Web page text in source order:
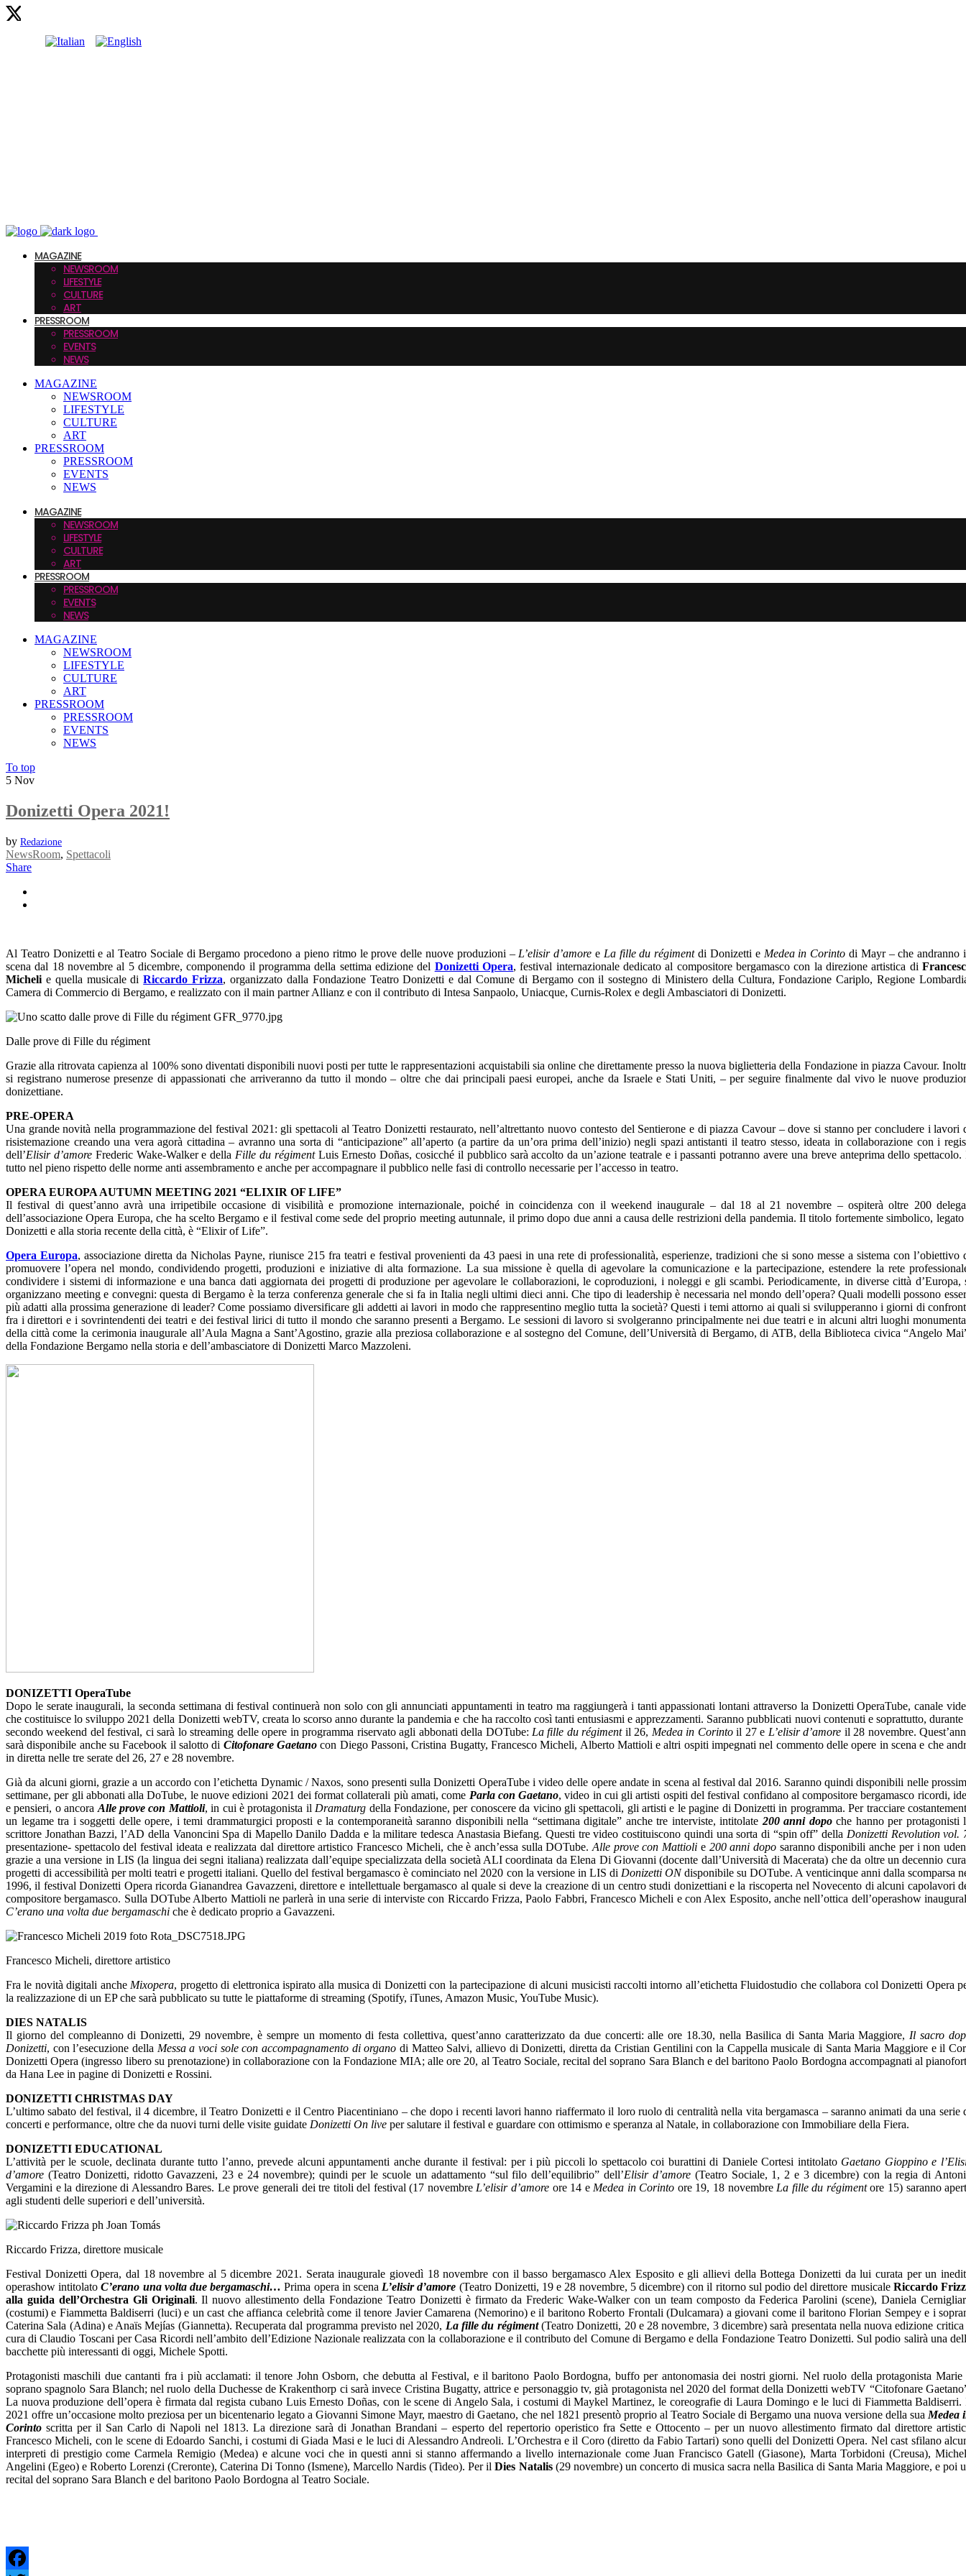
MAGAZINE
NEWSROOM
LIFESTYLE
CULTURE
ART
PRESSROOM
PRESSROOM
EVENTS
NEWS
MAGAZINE
NEWSROOM
LIFESTYLE
CULTURE
ART
PRESSROOM
PRESSROOM
EVENTS
NEWS
MAGAZINE
NEWSROOM
LIFESTYLE
CULTURE
ART
PRESSROOM
PRESSROOM
EVENTS
NEWS
MAGAZINE
NEWSROOM
LIFESTYLE
CULTURE
ART
PRESSROOM
PRESSROOM
EVENTS
NEWS
To top
5 Nov
Donizetti Opera 2021!
by Redazione
NewsRoom, Spettacoli
Share
Al Teatro Donizetti e al Teatro Sociale di Bergamo procedono a pieno ritmo le prove delle nuove produzioni – L’elisir d’amoree La fille du régimentdi Donizetti e Medea in Corinto di Mayr – che andranno
scena dal 18 novembre al 5 dicembre, componendo il programma della settima edizione del Donizetti Opera, festival internazionale dedicato al compositore bergamasco con la direzione artistica di
Micheli e quella musicale diRiccardo Frizza, organizzato dalla Fondazione Teatro Donizetti e dal Comune di Bergamo con il sostegno di Ministero della Cultura, Fondazione Cariplo, Regione
Camera di Commercio di Bergamo, e realizzato con il main partner Allianz e con il contributo di Intesa Sanpaolo, Uniacque, Curnis-Rolex e degli Ambasciatori di Donizetti.
Dalle prove di Fille du régiment
Grazie alla ritrovata capienza al 100% sono diventati disponibili nuovi posti per tutte le rappresentazioni acquistabili sia online che direttamente presso la nuova biglietteria della Fondazione in piazza Cavour.
si registrano numerose presenze di appassionati che arriveranno da tutto il mondo – oltre che dai principali paesi europei, anche da Israele e Stati Uniti, – per seguire finalmente dal vivo le nuove
donizettiane.
PRE-OPERA
Una grande novità nella programmazione del festival 2021: gli spettacoli al Teatro Donizetti restaurato, nell’altrettanto nuovo contesto del Sentierone e di piazza Cavour – dove si stanno per concludere i lavori
risistemazione creando una vera agorà cittadina – avranno una sorta di “anticipazione” all’aperto (a partire da un’ora prima dell’inizio) negli spazi antistanti il teatro stesso, ideata in collaborazione con i
dell’Elisir d’amore Frederic Wake-Walker e della Fille du régiment Luis Ernesto Doñas, cosicché il pubblico sarà accolto da un’azione teatrale e i passanti potranno avere una breve anteprima dello spettacolo.
tutto nel pieno rispetto delle norme anti assembramento e anche per accompagnare il pubblico nelle fasi di controllo necessarie per l’accesso in teatro.
OPERA EUROPA AUTUMN MEETING 2021 “ELIXIR OF LIFE”
Il festival di quest’anno avrà una irripetibile occasione di visibilità e promozione internazionale, poiché in coincidenza con il weekend inaugurale – dal 18 al 21 novembre – ospiterà oltre 200
dell’associazione Opera Europa, che ha scelto Bergamo e il festival come sede del proprio meeting autunnale, il primo dopo due anni a causa delle restrizioni della pandemia. Il titolo fortemente simbolico, legato
Donizetti e alla storia recente della città, è “Elixir of Life”.
Opera Europa, associazione diretta da Nicholas Payne, riunisce 215 fra teatri e festival provenienti da 43 paesi in una rete di professionalità, esperienze, tradizioni che si sono messe a sistema con l’obiettivo
promuovere l’opera nel mondo, condividendo progetti, produzioni e iniziative di alta formazione. La sua missione è quella di agevolare la comunicazione e la partecipazione, estendere la rete
condividere i sistemi di informazione e una banca dati aggiornata dei progetti di produzione per agevolare le collaborazioni, le coproduzioni, i noleggi e gli scambi. Periodicamente, in diverse città d’Europa,
organizzano meeting e convegni: questa di Bergamo è la terza conferenza generale che si fa in Italia negli ultimi dieci anni. Che tipo di leadership è necessaria nel mondo dell’opera? Quali modelli possono
più adatti alla prossima generazione di leader? Come possiamo diversificare gli addetti ai lavori in modo che rappresentino meglio tutta la società? Questi i temi attorno ai quali si svilupperanno i giorni di
fra i direttori e i sovrintendenti dei teatri e dei festival lirici di tutto il mondo che saranno presenti a Bergamo. Le sessioni di lavoro si svolgeranno principalmente nei due teatri e in alcuni altri luoghi
della città come la cerimonia inaugurale all’Aula Magna a Sant’Agostino, grazie alla preziosa collaborazione e al sostegno del Comune, dell’Università di Bergamo, di ATB, della Biblioteca civica “Angelo
della Fondazione Bergamo nella storia e dell’ambasciatore di Donizetti Marco Mazzoleni.
DONIZETTI OperaTube
Dopo le serate inaugurali, la seconda settimana di festival continuerà non solo con gli annunciati appuntamenti in teatro ma raggiungerà i tanti appassionati lontani attraverso la Donizetti OperaTube, canale
che costituisce lo sviluppo 2021 della Donizetti webTV, creata lo scorso anno durante la pandemia e che ha raccolto così tanti entusiasmi e apprezzamenti. Saranno pubblicati nuovi contenuti e soprattutto,
secondo weekend del festival, ci sarà lo streaming delle opere in programma riservato agli abbonati della DOTube: La fille du régiment il 26, Medea in Corintoil 27 e L’elisir d’amore il 28 novembre.
sarà disponibile anche su Facebook il salotto di Citofonare Gaetanocon Diego Passoni, Cristina Bugatty, Francesco Micheli, Alberto Mattioli e altri ospiti impegnati nel commento delle opere in scena e che
in diretta nelle tre serate del 26, 27 e 28 novembre.
Già da alcuni giorni, grazie a un accordo con l’etichetta Dynamic / Naxos, sono presenti sulla Donizetti OperaTube i video delle opere andate in scena al festival dal 2016. Saranno quindi disponibili nelle
settimane, per gli abbonati alla DoTube, le nuove edizioni 2021 dei format collaterali più amati, come Parla con Gaetano, video in cui gli artisti ospiti del festival confidano al compositore bergamasco ricordi,
e pensieri, o ancora Alle prove con Mattioli, in cui è protagonista il Dramaturg della Fondazione, per conoscere da vicino gli spettacoli, gli artisti e le pagine di Donizetti in programma. Per tracciare
un legame tra i soggetti delle opere, i temi drammaturgici proposti e la contemporaneità saranno disponibili nella “settimana digitale” anche tre interviste, intitolate 200 anni dopo che hanno per protagonisti
scrittore Jonathan Bazzi, l’AD della Vanoncini Spa di Mapello Danilo Dadda e la militare tedesca Anastasia Biefang. Questi tre video costituiscono quindi una sorta di “spin off” della Donizetti Revolution vol.
presentazione- spettacolo del festival ideata e realizzata dal direttore artistico Francesco Micheli, che è anch’essa sulla DOTube.Alle prove con Mattioli e 200 anni dopo saranno disponibili anche per i non
grazie a una versione in LIS (la lingua dei segni italiana) realizzata dall’equipe specializzata della società ALI coordinata da Elena Di Giovanni (docente dall’Università di Macerata) che da oltre un decennio
progetti di accessibilità per molti teatri e progetti italiani. Quello del festival bergamasco è cominciato nel 2020 con la versione in LIS di Donizetti ONdisponibile su DOTube. A venticinque anni dalla scomparsa
1996, il festival Donizetti Opera ricorda Gianandrea Gavazzeni, direttore e intellettuale bergamasco al quale si deve la creazione di un centro studi donizettiani e la riscoperta nel Novecento di alcuni capolavori
compositore bergamasco. Sulla DOTube Alberto Mattioli ne parlerà in una serie di interviste con Riccardo Frizza, Paolo Fabbri, Francesco Micheli e con Alex Esposito, anche nell’ottica dell’operashow
C’erano una volta due bergamaschi che è dedicato proprio a Gavazzeni.
Francesco Micheli, direttore artistico
Fra le novità digitali anche Mixopera, progetto di elettronica ispirato alla musica di Donizetti con la partecipazione di alcuni musicisti raccolti intorno all’etichetta Fluidostudio che collabora col Donizetti Opera
la realizzazione di un EP che sarà pubblicato su tutte le piattaforme di streaming (Spotify, iTunes, Amazon Music, YouTube Music).
DIES NATALIS
Il giorno del compleanno di Donizetti, 29 novembre, è sempre un momento di festa collettiva, quest’anno caratterizzato da due concerti: alle ore 18.30, nella Basilica di Santa Maria Maggiore, Il sacro
Donizetti, con l’esecuzione della Messa a voci sole con accompagnamento di organo di Matteo Salvi, allievo di Donizetti, diretta da Cristian Gentilini con la Cappella musicale di Santa Maria Maggiore e il
Donizetti Opera (ingresso libero su prenotazione) in collaborazione con la Fondazione MIA; alle ore 20, al Teatro Sociale, recital del soprano Sara Blanch e del baritono Paolo Bordogna accompagnati al
da Hana Lee in pagine di Donizetti e Rossini.
DONIZETTI CHRISTMAS DAY
L’ultimo sabato del festival, il 4 dicembre, il Teatro Donizetti e il Centro Piacentiniano – che dopo i recenti lavori hanno riaffermato il loro ruolo di centralità nella vita bergamasca – saranno animati da una serie
concerti e performance, oltre che da nuovi turni delle visite guidate Donizetti On live per salutare il festival e guardare con ottimismo e speranza al Natale, in collaborazione con Immobiliare della Fiera.
DONIZETTI EDUCATIONAL
L’attività per le scuole, declinata durante tutto l’anno, prevede alcuni appuntamenti anche durante il festival: per i più piccoli lo spettacolo coi burattini di Daniele Cortesi intitolato Gaetano Gioppino e
d’amore (Teatro Donizetti, ridotto Gavazzeni, 23 e 24 novembre); quindi per le scuole un adattamento “sul filo dell’equilibrio” dell’Elisir d’amore (Teatro Sociale, 1, 2 e 3 dicembre) con la regia di
Vergamini e la direzione di Alessandro Bares. Le prove generali dei tre titoli del festival (17 novembre L’elisir d’amore ore 14 e Medea in Corinto ore 19, 18 novembre La fille du régimentore 15) saranno
agli studenti delle superiori e dell’università.
Riccardo Frizza, direttore musicale
Festival Donizetti Opera, dal 18 novembre al 5 dicembre 2021. Serata inaugurale giovedì 18 novembre con il basso bergamasco Alex Esposito e gli allievi della Bottega Donizetti da lui curata per un
operashow intitolatoC’erano una volta due bergamaschi…Prima opera in scena L’elisir d’amore (Teatro Donizetti, 19 e 28 novembre, 5 dicembre) con il ritorno sul podio del direttore musicale Riccardo
alla guida dell’Orchestra Gli Originali. Il nuovo allestimento della Fondazione Teatro Donizetti è firmato da Frederic Wake-Walker con un team composto da Federica Parolini (scene), Daniela
(costumi) e Fiammetta Baldiserri (luci) e un cast che affianca celebrità come il tenore Javier Camarena (Nemorino) e il baritono Roberto Frontali (Dulcamara) a giovani come il baritono Florian Sempey e i
Caterina Sala (Adina) e Anaïs Mejías (Giannetta). Recuperata dal programma previsto nel 2020, La fille du régiment(Teatro Donizetti, 20 e 28 novembre, 3 dicembre) sarà presentata nella nuova edizione critica
cura di Claudio Toscani per Casa Ricordi nell’ambito dell’Edizione Nazionale realizzata con la collaborazione e il contributo del Comune di Bergamo e della Fondazione Teatro Donizetti. Sul podio salirà una
bacchette più interessanti di oggi, Michele Spotti.
Protagonisti maschili due cantanti fra i più acclamati: il tenore John Osborn, che debutta al Festival, e il baritono Paolo Bordogna, buffo per antonomasia dei nostri giorni. Nel ruolo della protagonista Marie
soprano spagnolo Sara Blanch; nel ruolo della Duchesse de Krakenthorp ci sarà invece Cristina Bugatty, attrice e personaggio tv, già protagonista nel 2020 del format della Donizetti webTV “Citofonare
La nuova produzione dell’opera è firmata dal regista cubano Luis Ernesto Doñas, con le scene di Angelo Sala, i costumi di Maykel Martinez, le coreografie di Laura Domingo e le luci di Fiammetta Baldiserri.
2021 offre un’occasione molto preziosa per un bicentenario legato a Giovanni Simone Mayr, maestro di Gaetano, che nel 1821 presentò proprio al Teatro Sociale di Bergamo una nuova versione della sua Medea
Corintoscritta per il San Carlo di Napoli nel 1813. La direzione sarà di Jonathan Brandani – esperto del repertorio operistico fra Sette e Ottocento – per un nuovo allestimento firmato dal direttore
Francesco Micheli, con le scene di Edoardo Sanchi, i costumi di Giada Masi e le luci di Alessandro Andreoli. L’Orchestra e il Coro (diretto da Fabio Tartari) sono quelli del Donizetti Opera. Nel cast sfilano
interpreti di prestigio come Carmela Remigio (Medea) e alcune voci che in questi anni si stanno affermando a livello internazionale come Juan Francisco Gatell (Giasone), Marta Torbidoni (Creusa),
Angelini (Egeo) e Roberto Lorenzi (Creronte), Caterina Di Tonno (Ismene), Marcello Nardis (Tideo). Per ilDies Natalis (29 novembre) un concerto di musica sacra nella Basilica di Santa Maria Maggiore, e poi
recital del soprano Sara Blanch e del baritono Paolo Bordogna al Teatro Sociale.